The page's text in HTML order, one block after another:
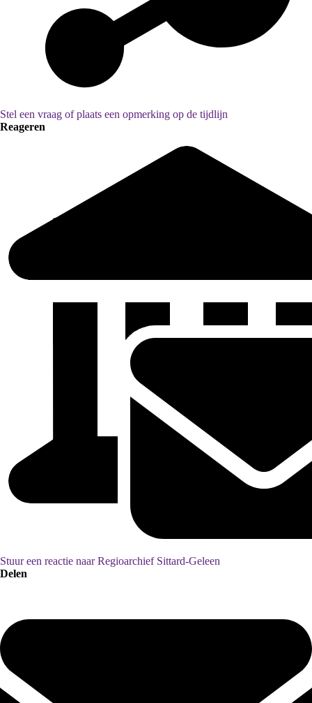
Stel een vraag of plaats een opmerking op de tijdlijn
Reageren
Stuur een reactie naar Regioarchief Sittard-Geleen
Delen